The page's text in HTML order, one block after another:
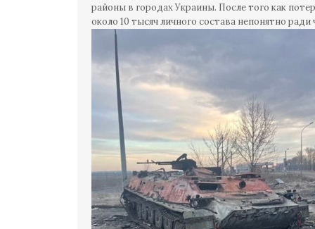
районы в городах Украины. После того как
около 10 тысяч личного состава непонятно ради